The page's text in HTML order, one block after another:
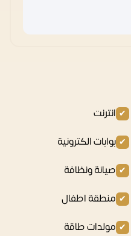
انترنت
بوابات الكترونية
صيانة ونظافة
منطقة اطفال
مولدات طاقة